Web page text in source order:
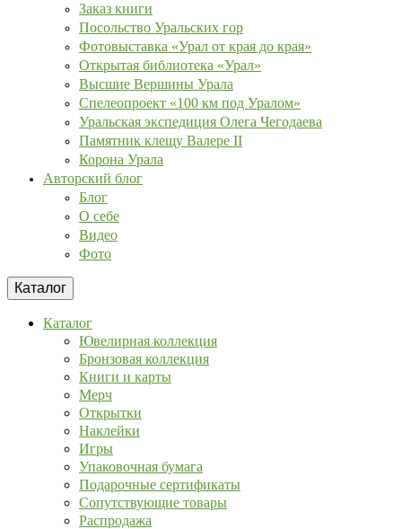
Заказ книги
Посольство Уральских гор
Фотовыставка «Урал от края до края»
Открытая библиотека «Урал»
Высшие Вершины Урала
Спелеопроект «100 км под Уралом»
Уральская экспедиция Олега Чегодаева
Памятник клещу Валере II
Корона Урала
Авторский блог
Блог
О себе
Видео
Фото
Каталог
Каталог
Ювелирная коллекция
Бронзовая коллекция
Книги и карты
Мерч
Открытки
Наклейки
Игры
Упаковочная бумага
Подарочные сертификаты
Сопутствующие товары
Распродажа